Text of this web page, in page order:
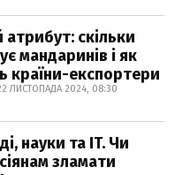
скільки
мандаринів і як
країни-експортери
ЛИСТОПАДА 2024, 08:30
науки та IT. Чи
зламати